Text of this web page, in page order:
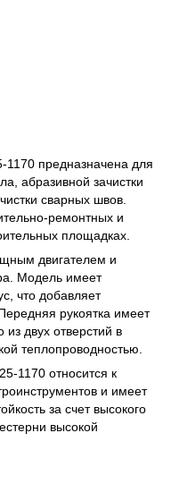
предназначена для
абразивной зачистки
сварных швов.
ремонтных и
площадках.
двигателем и
Модель имеет
что добавляет
рукоятка имеет
из двух отверстий в
теплопроводностью.
1170 относится к
и имеет
за счет высокого
высокой